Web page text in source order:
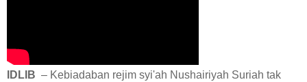
IDLIB – Kebiadaban rejim syi'ah Nushairiyah Suriah tak